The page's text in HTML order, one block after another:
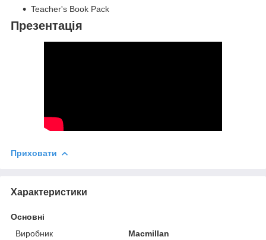
Teacher's Book Pack
Презентація
Приховати
Характеристики
Основні
Виробник
Macmillan